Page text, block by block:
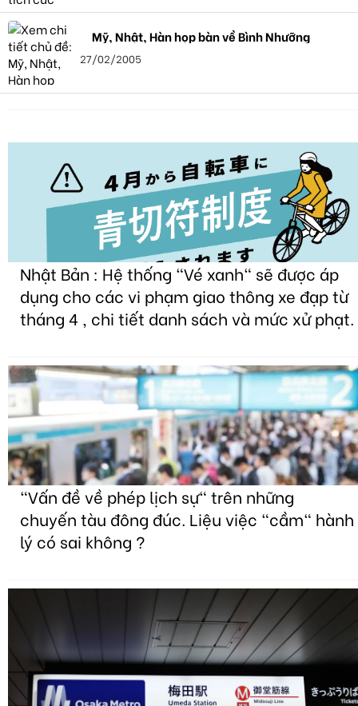
Mỹ, Nhật, Hàn họp bàn về Bình Nhưỡng
27/02/2005
Nhật Bản : Hệ thống "Vé xanh" sẽ được áp
dụng cho các vi phạm giao thông xe đạp từ
tháng 4 , chi tiết danh sách và mức xử phạt.
"Vấn đề về phép lịch sự" trên những
chuyến tàu đông đúc. Liệu việc "cầm" hành
lý có sai không ?